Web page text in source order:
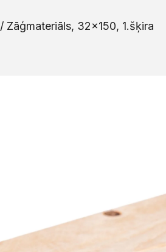
/ Zāģmateriāls, 32×150, 1.šķira